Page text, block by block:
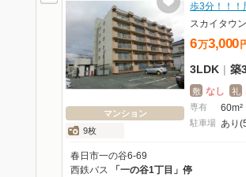
マンション
9枚
歩3分！！
スカイタウ
6万3,000
3LDK | 築
敷 なし 礼
専有 60m²
駐車場 あり
春日市一の谷6-69
西鉄バス 「一の谷1丁目」停